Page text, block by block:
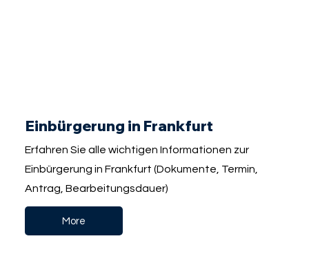
Einbürgerung in Frankfurt
Erfahren Sie alle wichtigen Informationen zur
Einbürgerung in Frankfurt (Dokumente, Termin,
Antrag, Bearbeitungsdauer)
More